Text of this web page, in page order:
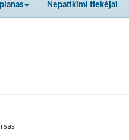
Nepatikimi tiekėjai